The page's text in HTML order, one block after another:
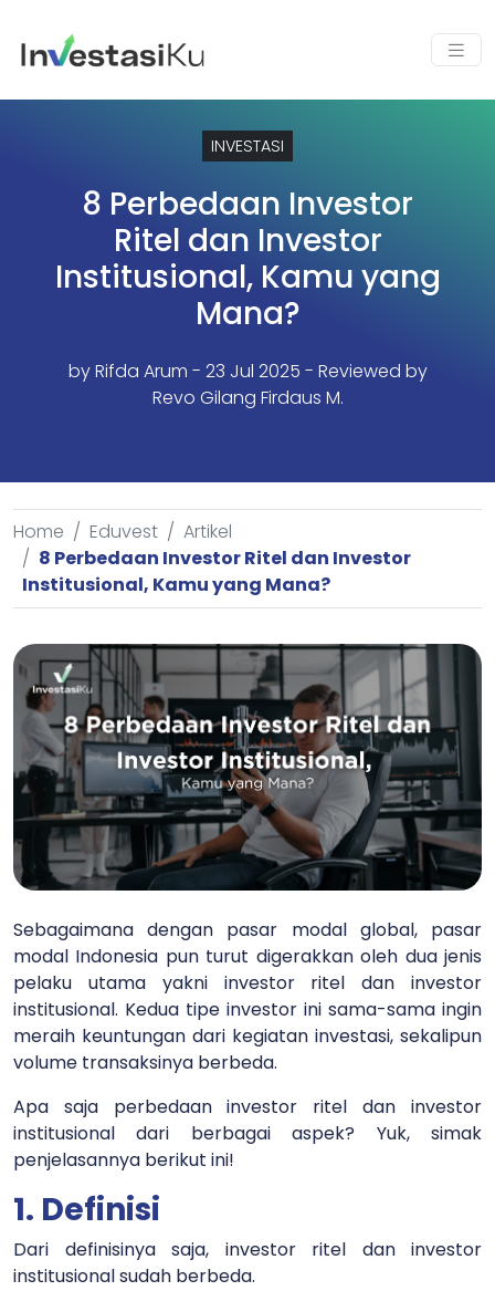
INVESTASI
8 Perbedaan Investor
Ritel dan Investor
Institusional, Kamu yang
Mana?
byRifda Arum - 23 Jul 2025 - Reviewed by
Revo Gilang Firdaus M.
Home Eduvest
Artikel
8 Perbedaan Investor Ritel dan Investor
Institusional, Kamu yang Mana?
Sebagaimana dengan pasar modal global, pasar
modal Indonesia pun turut digerakkan oleh dua jenis
pelaku utama yakni investor ritel dan investor
institusional. Kedua tipe investor ini sama-sama ingin
meraih keuntungan dari kegiatan investasi, sekalipun
volume transaksinya berbeda.
Apa saja perbedaan investor ritel dan investor
institusional dari berbagai aspek? Yuk, simak
penjelasannya berikut ini!
1. Definisi
Dari definisinya saja, investor ritel dan investor
institusional sudah berbeda.